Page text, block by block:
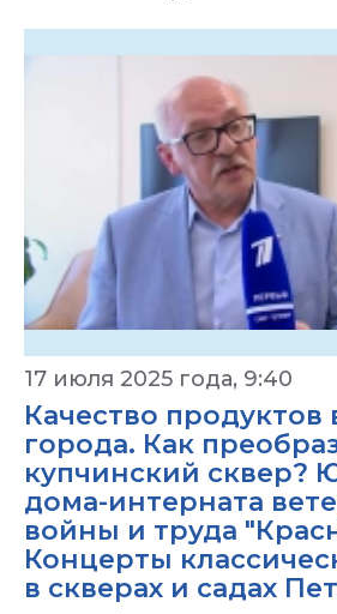
17 июля 2025 года, 9:40
Качество продуктов
города. Как
купчинский сквер?
дома-интерната
войны и труда
Концерты
в скверах и садах